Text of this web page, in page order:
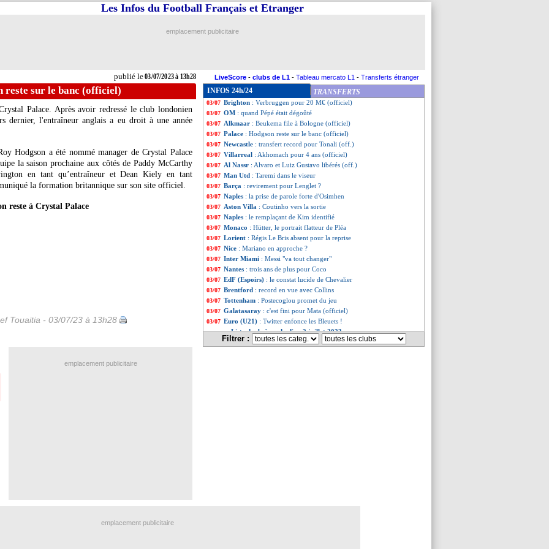
publié le03/07/2023 à 13h28
Les Infos du Football Français et Etranger
emplacement publicitaire
LiveScore - clubs de L1 - Tableau mercato L1 - Transferts étranger
reste sur le banc (officiel)
Palace. Après avoir redressé le club londonien
dernier, l'entraîneur anglais a eu droit à une année
Hodgson a été nommé manager de Crystal Palace
la saison prochaine aux côtés de Paddy McCarthy
en tant qu’entraîneur et Dean Kiely en tant
la formation britannique sur son site officiel.
reste à Crystal Palace
Touaitia - 03/07/23 à 13h28
INFOS 24h/24 TRANSFERTS
03/07 Barça: Laporta tranche pour Fati
03/07 PSG
03/07 Lyon: une offre pour Alvero
03/07 Lens: Diarra, c'est terminé ?
03/07 Brighton : Verbruggen pour 20 M€ (officiel)
03/07 OM : quand Pépé était dégoûté
03/07 Alkmaar : Beukema file à Bologne (officiel)
03/07 Palace : Hodgson reste sur le banc (officiel)
03/07 Newcastle : transfert record pour Tonali (off.)
03/07 Villarreal : Akhomach pour 4 ans (officiel)
03/07 Al Nassr : Alvaro et Luiz Gustavo libérés (off.)
03/07 Man Utd : Taremi dans le viseur
03/07 Barça : revirement pour Lenglet ?
03/07 Naples : la prise de parole forte d'Osimhen
03/07 Aston Villa : Coutinho vers la sortie
03/07 Naples : le remplaçant de Kim identifié
03/07 Monaco : Hütter, le portrait flatteur de Pléa
03/07 Lorient : Régis Le Bris absent pour la reprise
03/07 Nice : Mariano en approche ?
03/07 Inter Miami : Messi "va tout changer"
03/07 Nantes : trois ans de plus pour Coco
03/07 EdF (Espoirs) : le constat lucide de Chevalier
03/07 Brentford : record en vue avec Collins
03/07 Tottenham : Postecoglou promet du jeu
03/07 Galatasaray : c'est fini pour Mata (officiel)
03/07 Euro (U21) : Twitter enfonce les Bleuets !
... Liste des brèves du dim. 2 juillet 2023
Liste des brèves du sam. 1 juillet 2023
Filtrer :
emplacement publicitaire
emplacement publicitaire